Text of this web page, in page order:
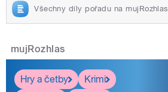
Všechny díly pořadu na mujRozhlas
mujRozhlas
Hry a četby
Krimi